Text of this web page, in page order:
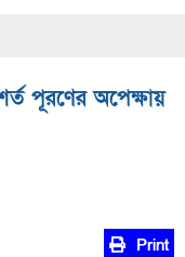
পূরণের অপেক্ষায়
Print